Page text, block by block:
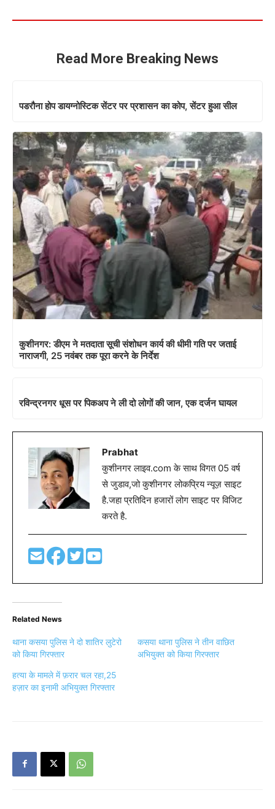
Read More Breaking News
पडरौना होप डायग्नोस्टिक सेंटर पर प्रशासन का कोप, सेंटर हुआ सील
कुशीनगर: डीएम ने मतदाता सूची संशोधन कार्य की धीमी गति पर जताई
नाराजगी, 25 नवंबर तक पूरा करने के निर्देश
रविन्द्रनगर धूस पर पिकअप ने ली दो लोगों की जान, एक दर्जन घायल
Prabhat
कुशीनगर लाइव.com के साथ विगत 05 वर्ष
से जुडाव,जो कुशीनगर लोकप्रिय न्यूज़ साइट
है.जहा प्रतिदिन हजारों लोग साइट पर विजिट
करते है.
Related News
थाना कसया पुलिस ने दो शातिर लुटेरो
को किया गिरफ्तार
कसया थाना पुलिस ने तीन वाछित
अभियुक्त को किया गिरफ्तार
हत्या के मामले में फ़रार चल रहा,25
हज़ार का इनामी अभियुक्त गिरफ्तार